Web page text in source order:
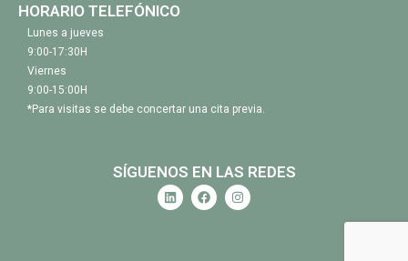
HORARIO TELEFÓNICO
Lunes a jueves
9:00-17:30H
Viernes
9:00-15:00H
*Para visitas se debe concertar una cita previa.
SÍGUENOS EN LAS REDES